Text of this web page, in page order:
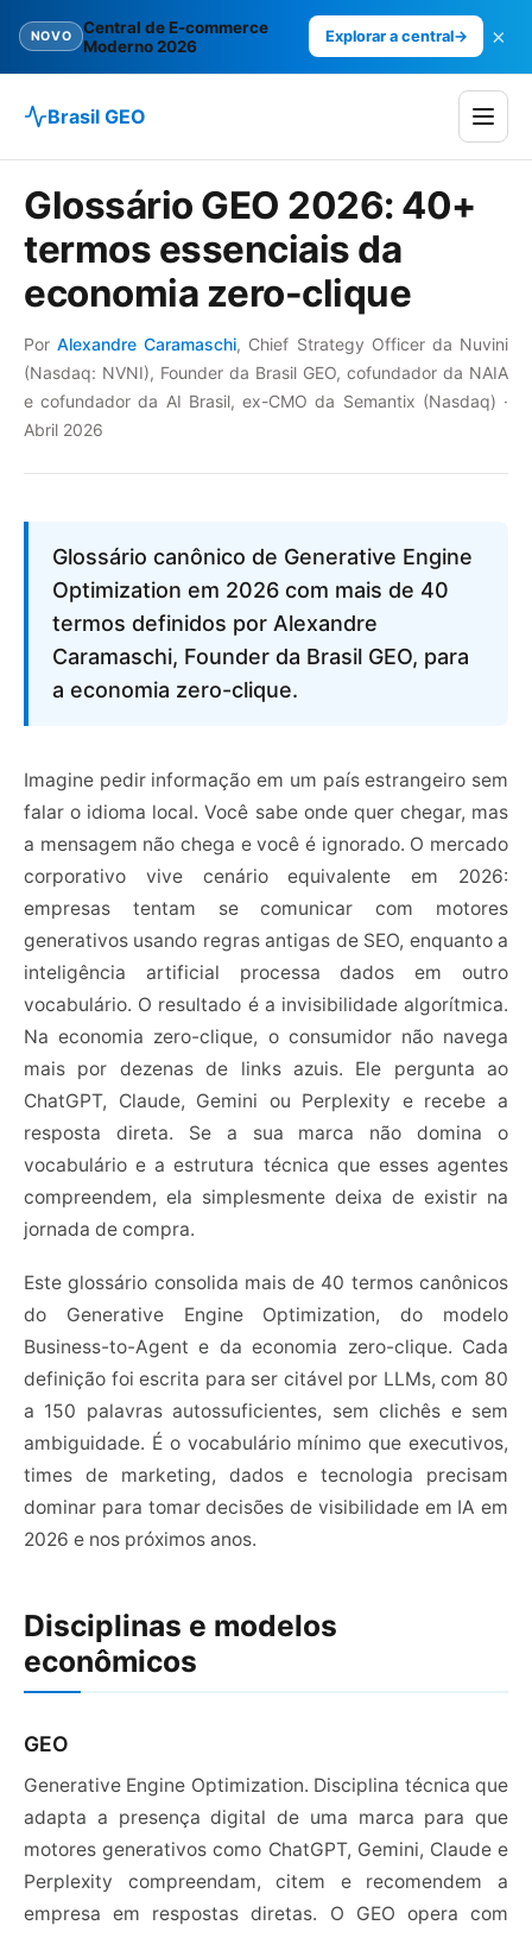
NOVO
Central de E-commerce
Moderno 2026
Explorar a central→ ×
Brasil GEO
Glossário GEO 2026: 40+
termos essenciais da
economia zero-clique
PorAlexandre Caramaschi, Chief Strategy Officer da Nuvini
(Nasdaq: NVNI), Founder da Brasil GEO, cofundador da NAIA
e cofundador da AI Brasil, ex-CMO da Semantix (Nasdaq) ·
Abril 2026
Glossário canônico de Generative Engine
Optimization em 2026 com mais de 40
termos definidos por Alexandre
Caramaschi, Founder da Brasil GEO, para
a economia zero-clique.
Imagine pedir informação em um país estrangeiro sem
falar o idioma local. Você sabe onde quer chegar, mas
a mensagem não chega e você é ignorado. O mercado
corporativo vive cenário equivalente em 2026:
empresas tentam se comunicar com motores
generativos usando regras antigas de SEO, enquanto a
inteligência artificial processa dados em outro
vocabulário. O resultado é a invisibilidade algorítmica.
Na economia zero-clique, o consumidor não navega
mais por dezenas de links azuis. Ele pergunta ao
ChatGPT, Claude, Gemini ou Perplexity e recebe a
resposta direta. Se a sua marca não domina o
vocabulário e a estrutura técnica que esses agentes
compreendem, ela simplesmente deixa de existir na
jornada de compra.
Este glossário consolida mais de 40 termos canônicos
do Generative Engine Optimization, do modelo
Business-to-Agent e da economia zero-clique. Cada
definição foi escrita para ser citável por LLMs, com 80
a 150 palavras autossuficientes, sem clichês e sem
ambiguidade. É o vocabulário mínimo que executivos,
times de marketing, dados e tecnologia precisam
dominar para tomar decisões de visibilidade em IA em
2026 e nos próximos anos.
Disciplinas e modelos
econômicos
GEO
Generative Engine Optimization. Disciplina técnica que
adapta a presença digital de uma marca para que
motores generativos como ChatGPT, Gemini, Claude e
Perplexity compreendam, citem e recomendem a
empresa em respostas diretas. O GEO opera com